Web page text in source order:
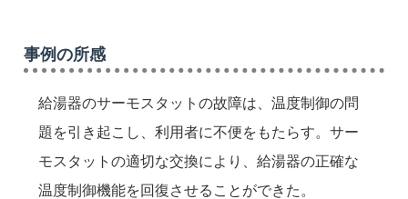
事例の所感
給湯器のサーモスタットの故障は、温度制御の問
題を引き起こし、利用者に不便をもたらす。サー
モスタットの適切な交換により、給湯器の正確な
温度制御機能を回復させることができた。